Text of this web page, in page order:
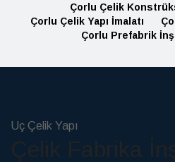
Çorlu Çelik
Çorlu Çelik Yapı İmalatı
Çorlu Prefabrik
Uç Çelik Yapı
Çelik Fabrika